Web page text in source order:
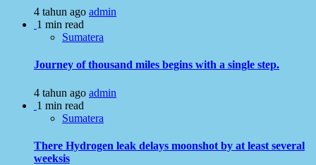
4 tahun ago admin
1 min read
Sumatera
Journey of thousand miles begins with a single step.
4 tahun ago admin
1 min read
Sumatera
There Hydrogen leak delays moonshot by at least several
weeksis